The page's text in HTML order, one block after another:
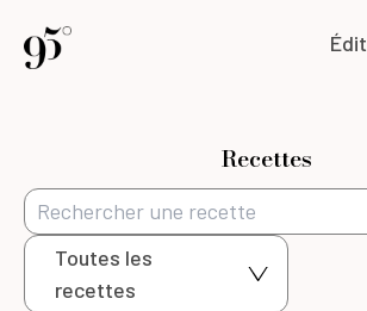
Recettes
Toutes les
recettes